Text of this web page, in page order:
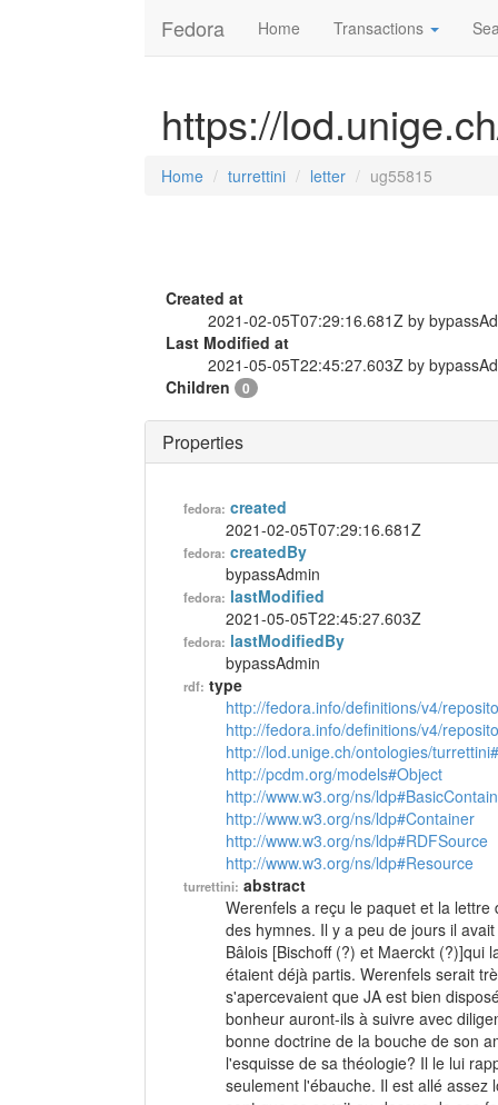
Fedora Home Transactions
https://
Home turrettini letter ug55815
Created at
2021-02-05T07:29:16.681Z by
Last Modified at
2021-05-05T22:45:27.603Z by
Children
0
Properties
fedora: created
2021-02-05T07:29:16.681Z
fedora: createdBy
bypassAdmin
fedora: lastModified
2021-05-05T22:45:27.603Z
fedora: lastModifiedBy
bypassAdmin
rdf: type
http://fedora.info/definitions/v4/
http://fedora.info/definitions/v4/
http://lod.unige.ch/ontologies/
http://pcdm.org/models#Object
http://www.w3.org/ns/
http://www.w3.org/ns/ldp#Container
http://www.w3.org/ns/ldp#RDFSource
http://www.w3.org/ns/ldp#Resource
turrettini: abstract
Werenfels a reçu le paquet et la
des hymnes. Il y a peu de jours il
Bâlois [Bischoff (?) et Maerckt (?)]qui
étaient déjà partis. Werenfels serait
s'apercevaient que JA est bien
bonheur auront-ils à suivre avec
bonne doctrine de la bouche de son
l'esquisse de sa théologie? Il le lui
seulement l'ébauche. Il est allé